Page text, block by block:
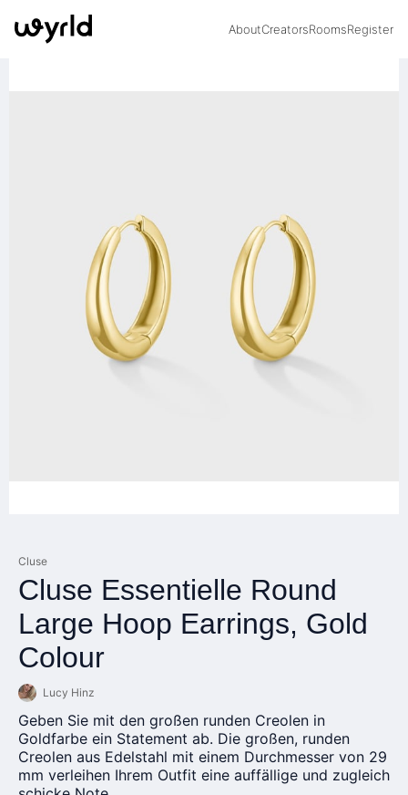
AboutCreatorsRoomsRegister
Cluse
Cluse Essentielle Round
Large Hoop Earrings, Gold
Colour
Lucy Hinz
Geben Sie mit den großen runden Creolen in
Goldfarbe ein Statement ab. Die großen, runden
Creolen aus Edelstahl mit einem Durchmesser von 29
mm verleihen Ihrem Outfit eine auffällige und zugleich